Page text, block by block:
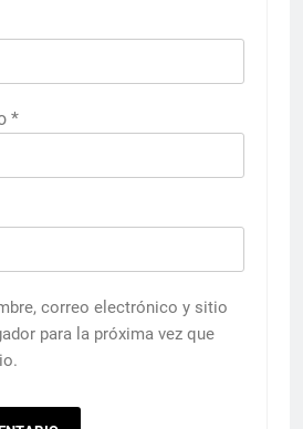
*
correo electrónico y sitio
para la próxima vez que